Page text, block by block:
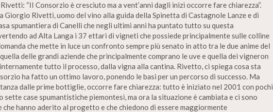
“II Consorzio è cresciuto ma a vent’anni dagli inizi occorre fare chiarezza”.
Giorgio Rivetti, uomo del vino alla guida della Spinetta di Castagnole Lanze e di
spumantiera di Canelli che negli ultimi anni ha puntato tutto su questa
ad Alta Langa i 37 ettari di vigneti che possiede principalmente sulle colline
che mette in luce un confronto sempre più senato in atto tra le due anime del
delle grandi aziende che principalmente comprano le uve e quella dei vigneron
tutto il processo, dalla vigna alla cantina. Rivetto, ci spiega cosa sta
ha fatto un ottimo lavoro, ponendo le basi per un percorso di successo. Ma
dalle prime bottiglie, occorre fare chiarezza: tutto è iniziato nel 2001 con pochi
sette case spumantistiche piemontesi, ma ora la situazione è cambiata e ci sono
hanno aderito al progetto e che chiedono di essere maggiormente